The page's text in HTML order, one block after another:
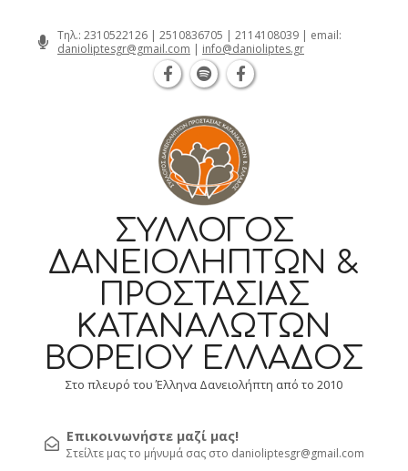
Τηλ.: 2310522126 | 2510836705 | 2114108039 | email:
danioliptesgr@gmail.com | info@danioliptes.gr
ΣΎΛΛΟΓΟΣ
ΔΑΝΕΙΟΛΗΠΤΏΝ &
ΠΡΟΣΤΑΣΊΑΣ
ΚΑΤΑΝΑΛΩΤΏΝ
ΒΟΡΕΊΟΥ ΕΛΛΆΔΟΣ
Στο πλευρό του Έλληνα Δανειολήπτη από το 2010
Επικοινωνήστε μαζί μας!
Στείλτε μας το μήνυμά σας στο danioliptesgr@gmail.com